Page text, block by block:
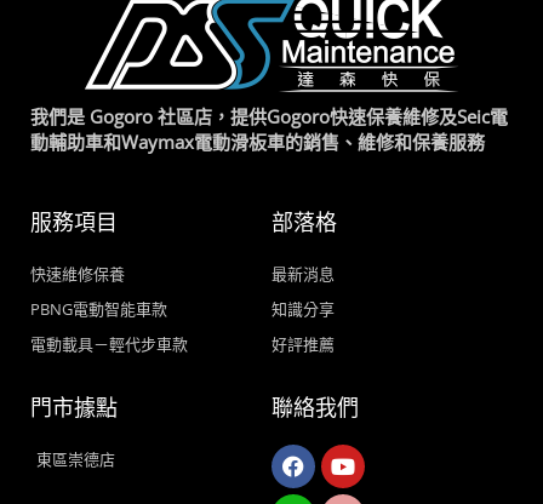
我們是 Gogoro 社區店，提供Gogoro快速保養維修及Seic電
動輔助車和Waymax電動滑板車的銷售、維修和保養服務
服務項目
快速維修保養
PBNG電動智能車款
電動載具－輕代步車款
部落格
最新消息
知識分享
好評推薦
門市據點
東區崇德店
聯絡我們
FacebookYoutube
Line Instagram